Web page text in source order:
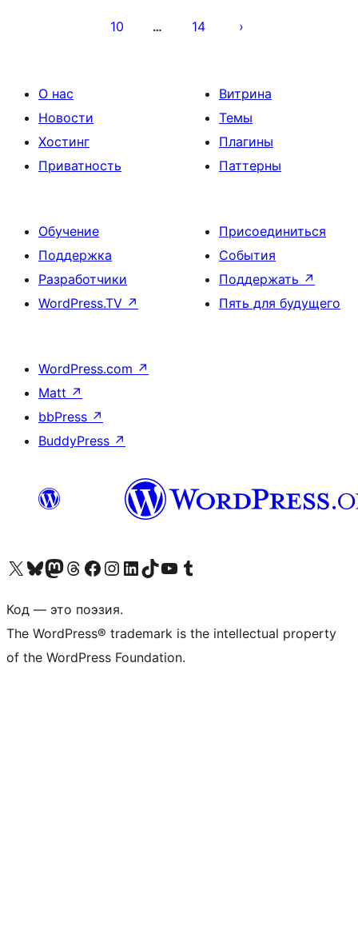
10 … 14
О нас
Новости
Хостинг
Приватность
Витрина
Темы
Плагины
Паттерны
Обучение
Поддержка
Разработчики
WordPress.TV ↗
Присоединиться
События
Поддержать ↗
Пять для будущего
WordPress.com ↗
Matt ↗
bbPress ↗
BuddyPress ↗
Посетите нас в X (ранее Twitter)
Посетите нашу учётную запись в Bluesky
Посетите нашу ленту в Mastodon
Посетите нашу учётную запись в Threads
Посетите нашу страницу на Facebook
Посетите наш Instagram
Посетите нашу страницу в LinkedIn
Посетите нашу учётную запись в TikTok
Посетите наш канал YouTube
Посетите нашу учётную запись в Tumblr
Код — это поэзия.
The WordPress® trademark is the intellectual property
of the WordPress Foundation.